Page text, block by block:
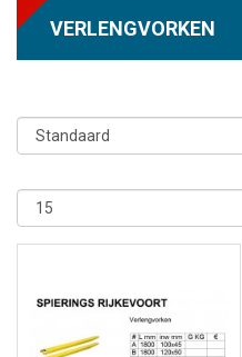
VERLENGVORKEN